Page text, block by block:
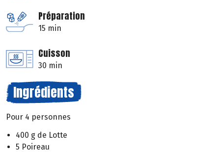
Préparation
15 min
Cuisson
30 min
Ingrédients
Pour 4 personnes
400 g de Lotte
5 Poireau